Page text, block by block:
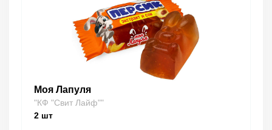
Моя Лапуля
"КФ "Свит Лайф""
2 шт